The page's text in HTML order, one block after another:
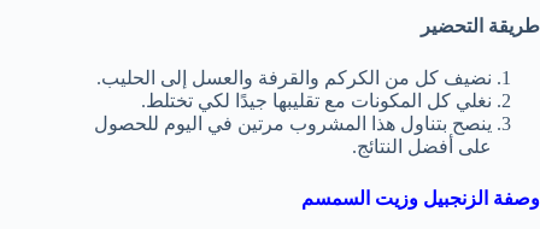
طريقة التحضير
نضيف كل من الكركم والقرفة والعسل إلى الحليب.
نغلي كل المكونات مع تقليبها جيدًا لكي تختلط.
ينصح بتناول هذا المشروب مرتين في اليوم للحصول
على أفضل النتائج.
وصفة الزنجبيل وزيت السمسم